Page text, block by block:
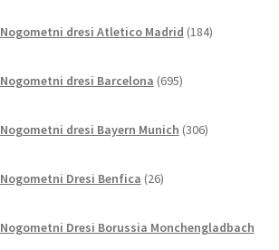
Nogometni dresi Atletico Madrid 184izdelkov
Nogometni dresi Barcelona 695izdelkov
Nogometni dresi Bayern Munich 306izdelkov
Nogometni Dresi Benfica 26izdelkov
Nogometni Dresi Borussia Monchengladbach